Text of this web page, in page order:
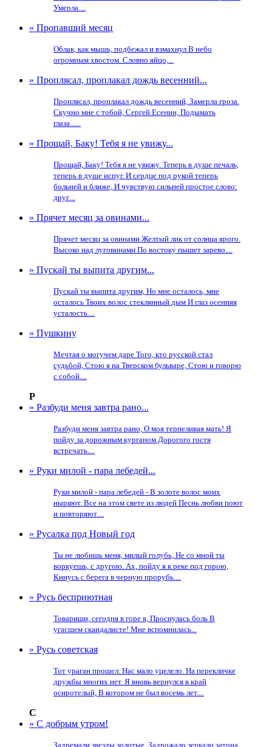
Умерла....
» Пропавший месяц
Облак, как мышь, подбежал и взмахнул В небо
огромным хвостом. Словно яйцо,...
» Проплясал, проплакал дождь весенний...
Проплясал, проплакал дождь весенний, Замерла гроза.
Скучно мне с тобой, Сергей Есенин, Подымать
глаза......
» Прощай, Баку! Тебя я не увижу...
Прощай, Баку! Тебя я не увижу. Теперь в душе печаль,
теперь в душе испуг. И сердце под рукой теперь
больней и ближе, И чувствую сильней простое слово:
друг....
» Прячет месяц за овинами...
Прячет месяц за овинами Желтый лик от солнца ярого.
Высоко над луговинами По востоку пышет зарево....
» Пускай ты выпита другим...
Пускай ты выпита другим, Но мне осталось, мне
осталось Твоих волос стеклянный дым И глаз осенняя
усталость....
» Пушкину
Мечтая о могучем даре Того, кто русской стал
судьбой, Стою я на Тверском бульваре, Стою и говорю
с собой....
Р
» Разбуди меня завтра рано...
Разбуди меня завтра рано, О моя терпеливая мать! Я
пойду за дорожным курганом Дорогого гостя
встречать....
» Руки милой - пара лебедей...
Руки милой - пара лебедей - В золоте волос моих
ныряют. Все на этом свете из людей Песнь любви поют
и повторяют....
» Русалка под Новый год
Ты не любишь меня, милый голубь, Не со мной ты
воркуешь, с другою. Ах, пойду я к реке под горою,
Кинусь с берега в черную прорубь....
» Русь бесприютная
Товарищи, сегодня в горе я, Проснулась боль В
угасшем скандалисте! Мне вспомнилась...
» Русь советская
Тот ураган прошел. Нас мало уцелело. На перекличке
дружбы многих нет. Я вновь вернулся в край
осиротелый, В котором не был восемь лет....
С
» С добрым утром!
Задремали звезды золотые, Задрожало зеркало затона,